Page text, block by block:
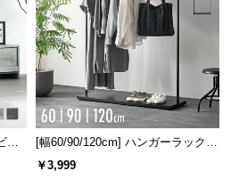
当商品
2口（計1500W）
ボ
[幅60/90/120cm] ハンガーラック
スチール 4段階高さ調節 サイドフ
￥3,999